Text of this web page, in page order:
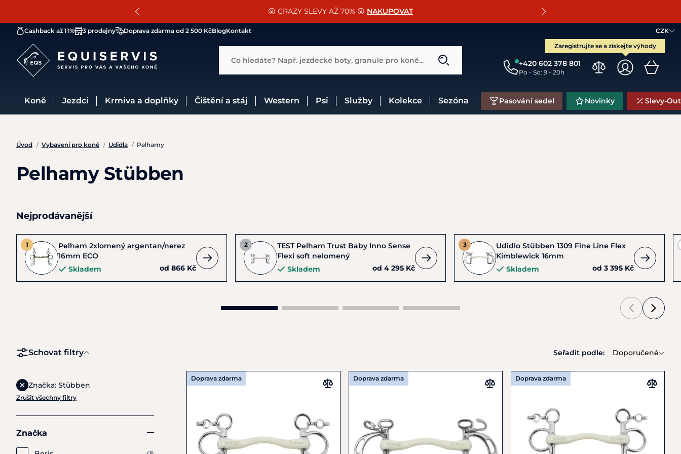
SLEVA 13% na vše od Cassini! CHCI SLEVU
😮 CRAZY SLEVY AŽ 70% 😮 NAKUPOVAT
📐Pasování a doplňky k vybraným sedlům ZDARMA 🐴
CZK
Zaregistrujte se a získejte výhody
+420 602 378 801
Po - So: 9 - 20h
Cashback až 11% 3 prodejny Doprava zdarma od 2 500 KčBlogKontakt
Co hledáte? Např. jezdecké boty, granule pro koně...
Koně Jezdci Krmiva a doplňky Čištění a stáj Western Psi Služby Kolekce Sezóna Pasování sedel Novinky Slevy-
Úvod / Vybavení pro koně / Udidla / Pelhamy
Pelhamy Stübben
Nejprodávanější
Pelham 2xlomený argentan/nerez
16mm ECO
Skladem
od 866 Kč
TEST Pelham Trust Baby Inno Sense
Flexi soft nelomený
Skladem
od 4 295 Kč
Udidlo Stübben 1309 Fine Line Flex
Kimblewick 16mm
Skladem
od 3 395 Kč
Schovat filtry Seřadit podle: Doporučené
Značka: Stübben
Zrušit všechny filtry
Značka
Doprava zdarma Doprava zdarma Doprava zdarma